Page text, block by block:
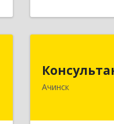
Ачинск
662159,
Юго-